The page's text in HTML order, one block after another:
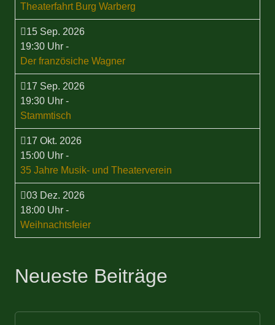
Theaterfahrt Burg Warberg
15 Sep. 2026
19:30 Uhr -
Der französiche Wagner
17 Sep. 2026
19:30 Uhr -
Stammtisch
17 Okt. 2026
15:00 Uhr -
35 Jahre Musik- und Theaterverein
03 Dez. 2026
18:00 Uhr -
Weihnachtsfeier
Neueste Beiträge